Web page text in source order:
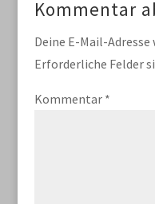
Kommentar
Deine E-Mail-
Erforderliche Felder
Kommentar *